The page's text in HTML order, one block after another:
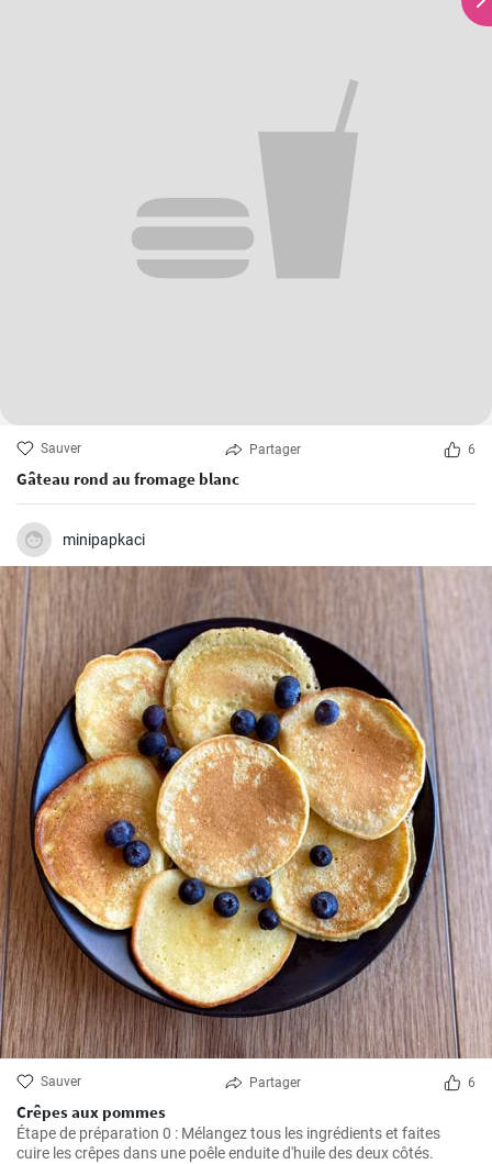
Sauver Partager 6
Gâteau rond au fromage blanc
minipapkaci
Sauver Partager 6
Crêpes aux pommes
Étape de préparation 0 : Mélangez tous les ingrédients et faites
cuire les crêpes dans une poêle enduite d'huile des deux côtés.